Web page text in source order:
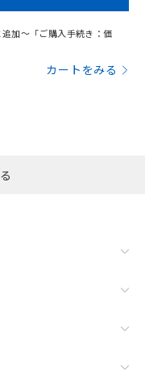
加～「ご購入手続き：価
カートをみる